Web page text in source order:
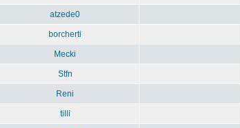
atzede0
borcherti
Mecki
Stfn
Reni
tilli